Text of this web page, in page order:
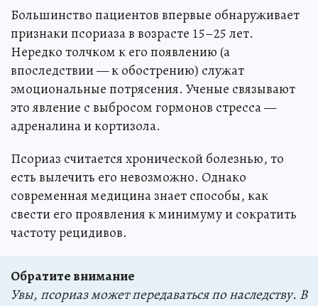
Большинство пациентов впервые обнаруживает
признаки псориаза в возрасте 15–25 лет.
Нередко толчком к его появлению (а
впоследствии — к обострению) служат
эмоциональные потрясения. Ученые связывают
это явление с выбросом гормонов стресса —
адреналина и кортизола.
Псориаз считается хронической болезнью, то
есть вылечить его невозможно. Однако
современная медицина знает способы, как
свести его проявления к минимуму и сократить
частоту рецидивов.
Обратите внимание
Увы, псориаз может передаваться по наследству. В